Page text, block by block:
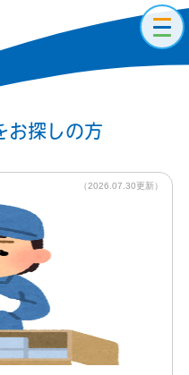
お探しの方
（2026.07.30更新）